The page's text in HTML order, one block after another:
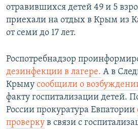
отравившихся детей 49 и 5
приехали на отдых в Крым из
от семи до 17 лет.
Роспотребнадзор
дезинфекции в лагере. А в
Крыму сообщили о
факту госпитализации детей.
России прокуратура Евпатории
проверку в связи с